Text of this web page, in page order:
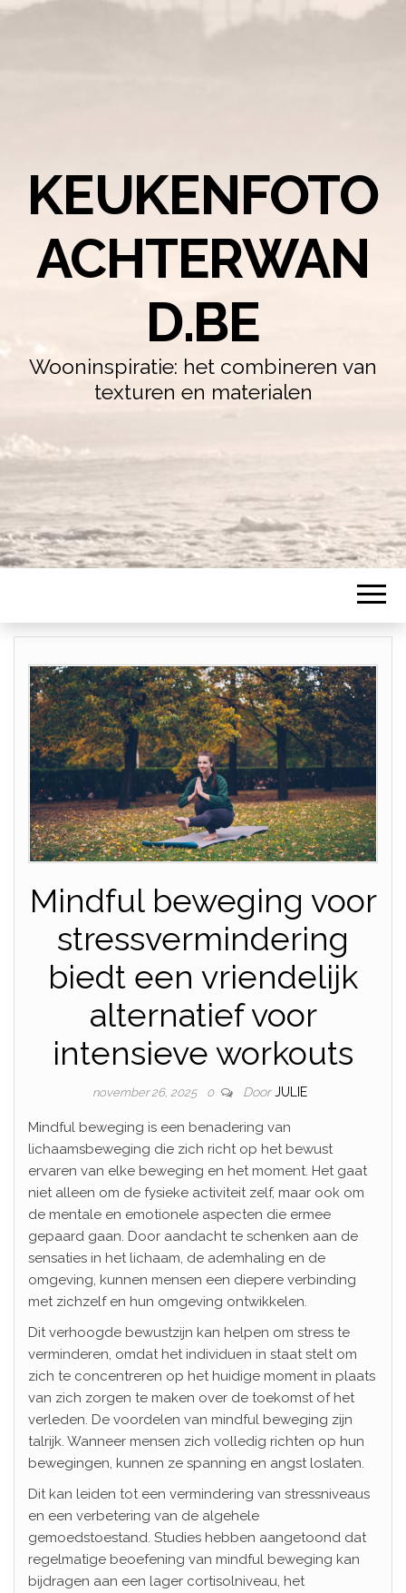
KEUKENFOTO
ACHTERWAN
D.BE
Wooninspiratie: het combineren van
texturen en materialen
Mindful beweging voor
stressvermindering
biedt een vriendelijk
alternatief voor
intensieve workouts
november 26, 2025 0 Door JULIE
Mindful beweging is een benadering van
lichaamsbeweging die zich richt op het bewust
ervaren van elke beweging en het moment. Het gaat
niet alleen om de fysieke activiteit zelf, maar ook om
de mentale en emotionele aspecten die ermee
gepaard gaan. Door aandacht te schenken aan de
sensaties in het lichaam, de ademhaling en de
omgeving, kunnen mensen een diepere verbinding
met zichzelf en hun omgeving ontwikkelen.
Dit verhoogde bewustzijn kan helpen om stress te
verminderen, omdat het individuen in staat stelt om
zich te concentreren op het huidige moment in plaats
van zich zorgen te maken over de toekomst of het
verleden. De voordelen van mindful beweging zijn
talrijk. Wanneer mensen zich volledig richten op hun
bewegingen, kunnen ze spanning en angst loslaten.
Dit kan leiden tot een vermindering van stressniveaus
en een verbetering van de algehele
gemoedstoestand. Studies hebben aangetoond dat
regelmatige beoefening van mindful beweging kan
bijdragen aan een lager cortisolniveau, het